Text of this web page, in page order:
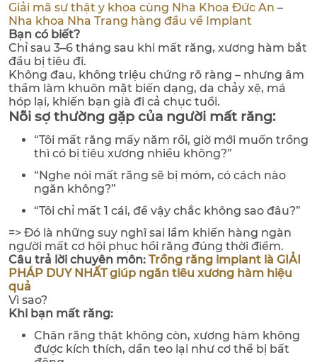
Giải mã sự thật y khoa cùng Nha Khoa Đức An –
Nha khoa Nha Trang hàng đầu về Implant
Bạn có biết?
Chỉ sau 3–6 tháng sau khi mất răng, xương hàm bắt
đầu bị tiêu đi.
Không đau, không triệu chứng rõ ràng – nhưng âm
thầm làm khuôn mặt biến dạng, da chảy xệ, má
hóp lại, khiến bạn già đi cả chục tuổi.
Nỗi sợ thường gặp của người mất răng:
“Tôi mất răng mấy năm rồi, giờ mới muốn trồng
thì có bị tiêu xương nhiều không?”
“Nghe nói mất răng sẽ bị móm, có cách nào
ngăn không?”
“Tôi chỉ mất 1 cái, để vậy chắc không sao đâu?”
=> Đó là những suy nghĩ sai lầm khiến hàng ngàn
người mất cơ hội phục hồi răng đúng thời điểm.
Câu trả lời chuyên môn: Trồng răng implant là GIẢI
PHÁP DUY NHẤT giúp ngăn tiêu xương hàm hiệu
quả
Vì sao?
Khi bạn mất răng:
Chân răng thật không còn, xương hàm không
được kích thích, dần teo lại như cơ thể bị bất